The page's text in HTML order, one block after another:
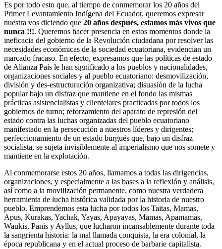
Es por todo esto que, al tiempo de conmemorar los 20 años del
Primer Levantamiento Indígena del Ecuador, queremos expresar
nuestra vos diciendo que 20 años después, estamos más vivos que
nunca !!!. Queremos hacer presencia en estos momentos donde la
ineficacia del gobierno de la Revolución ciudadana por resolver las
necesidades económicas de la sociedad ecuatoriana, evidencian un
marcado fracaso. En efecto, expresamos que las políticas de estado
de Alianza País le han significado a los pueblos y nacionalidades,
organizaciones sociales y al pueblo ecuatoriano: desmovilización,
división y des-estructuración organizativa; disuasión de la lucha
popular bajo un disfraz que mantiene en el fondo las mismas
prácticas asistencialistas y clientelares practicadas por todos los
gobiernos de turno; reforzamiento del aparato de represión del
estado contra las luchas organizadas del pueblo ecuatoriano
manifestado en la persecución a nuestros líderes y dirigentes;
perfeccionamiento de un estado burgués que, bajo un disfraz
socialista, se sujeta invisiblemente al imperialismo que nos somete y
mantiene en la explotación.
Al conmemorarse estos 20 años, llamamos a todas las dirigencias,
organizaciones, y especialmente a las bases a la reflexión y análisis,
así como a la movilización permanente, como nuestra verdadera
herramienta de lucha histórica validada por la historia de nuestro
pueblo. Emprendemos esta lucha por todos los Taitas, Mamas,
Apus, Kurakas, Yachak, Yayas, Apayayas, Mamas, Apamamas,
Waukis, Panis y Ayllus, que lucharon incansablemente durante toda
la sangrienta historia: la mal llamada conquista, la era colonial, la
época republicana y en el actual proceso de barbarie capitalista.